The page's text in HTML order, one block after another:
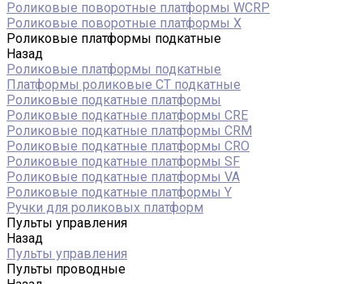
Роликовые поворотные платформы WCRP
Роликовые поворотные платформы X
Роликовые платформы подкатные
Назад
Роликовые платформы подкатные
Платформы роликовые СТ подкатные
Роликовые подкатные платформы
Роликовые подкатные платформы CRE
Роликовые подкатные платформы CRM
Роликовые подкатные платформы CRO
Роликовые подкатные платформы SF
Роликовые подкатные платформы VA
Роликовые подкатные платформы Y
Ручки для роликовых платформ
Пульты управления
Назад
Пульты управления
Пульты проводные